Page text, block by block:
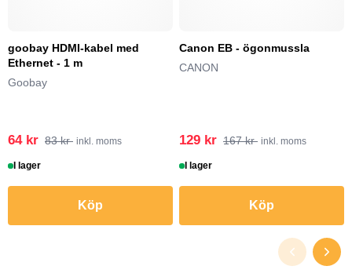
goobay HDMI-kabel med
Ethernet - 1 m
Goobay
64 kr 83 kr inkl. moms
I lager
Köp
Canon EB - ögonmussla
CANON
129 kr 167 kr inkl. moms
I lager
Köp